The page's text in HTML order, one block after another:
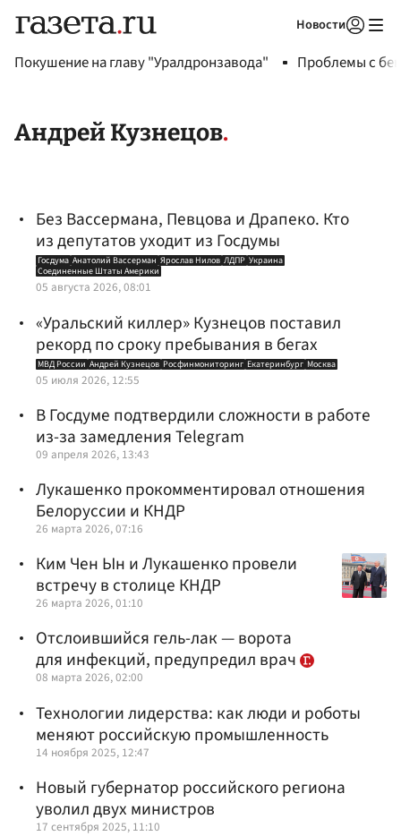
Новости
Покушение на главу "Уралдронзавода" Проблемы с
Андрей Кузнецов
Без Вассермана, Певцова и Драпеко. Кто
из депутатов уходит из Госдумы
Госдума Анатолий Вассерман Ярослав Нилов ЛДПР Украина
Соединенные Штаты Америки
05 августа 2026, 08:01
«Уральский киллер» Кузнецов поставил
рекорд по сроку пребывания в бегах
МВД России Андрей Кузнецов Росфинмониторинг Екатеринбург Москва
05 июля 2026, 12:55
В Госдуме подтвердили сложности в работе
из-за замедления Telegram
09 апреля 2026, 13:43
Лукашенко прокомментировал отношения
Белоруссии и КНДР
26 марта 2026, 07:16
Ким Чен Ын и Лукашенко провели
встречу в столице КНДР
26 марта 2026, 01:10
Отслоившийся гель-лак — ворота
для инфекций, предупредил врач
08 марта 2026, 02:00
Технологии лидерства: как люди и роботы
меняют российскую промышленность
14 ноября 2025, 12:47
Новый губернатор российского региона
уволил двух министров
17 сентября 2025, 11:10